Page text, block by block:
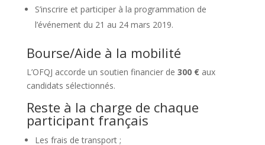
S’inscrire et participer à la programmation de
l’événement du 21 au 24 mars 2019.
Bourse/Aide à la mobilité
L’OFQJ accorde un soutien financier de 300 €aux
candidats sélectionnés.
Reste à la charge de chaque
participant français
Les frais de transport ;